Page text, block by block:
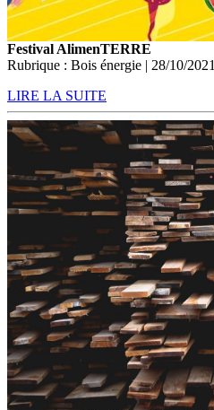
Festival AlimenTERRE
Rubrique : Bois énergie | 28/10/2021
LIRE LA SUITE